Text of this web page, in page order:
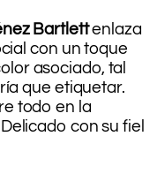
Bartlettenlaza
con un toque
asociado, tal
que etiquetar.
todo en la
con su fiel